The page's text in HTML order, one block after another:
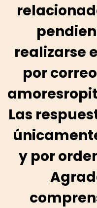
realizarse
por
Las
y por